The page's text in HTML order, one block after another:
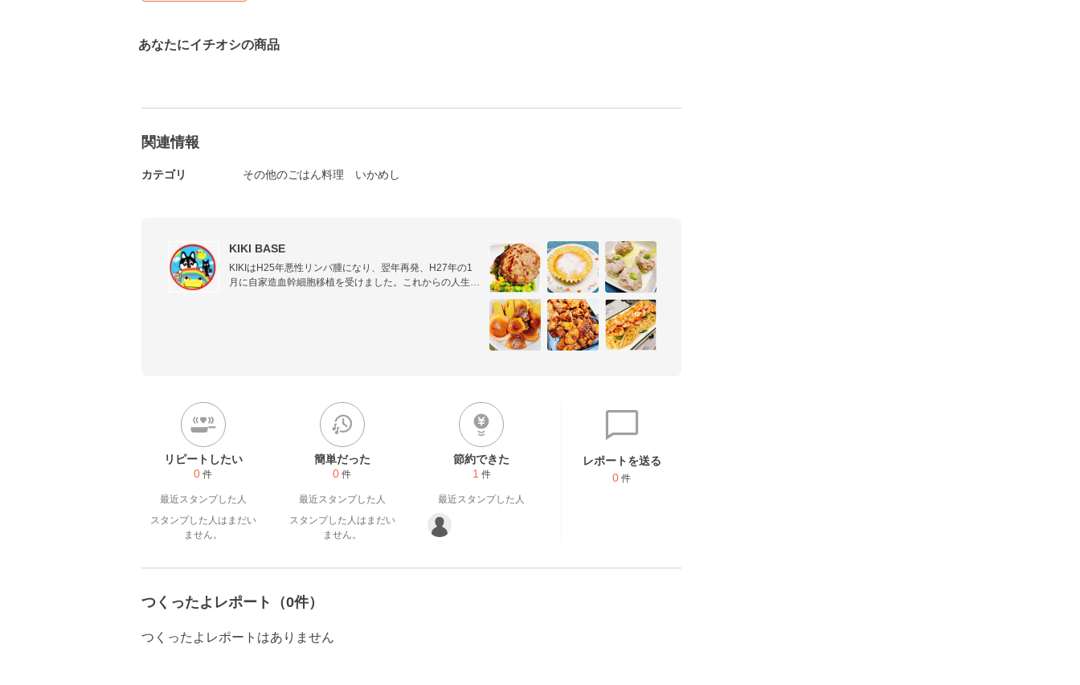
あなたにイチオシの商品
関連情報
カテゴリ その他のごはん料理 いかめし
KIKI BASE
KIKIはH25年悪性リンパ腫になり、翌年再発、H27年の1
月に自家造血幹細胞移植を受けました。これからの人生楽
リピートしたい
0 件
最近スタンプした人
スタンプした人はまだい
ません。
簡単だった
0 件
最近スタンプした人
スタンプした人はまだい
ません。
節約できた
1 件
最近スタンプした人
レポートを送る
0 件
つくったよレポート（0件）
つくったよレポートはありません